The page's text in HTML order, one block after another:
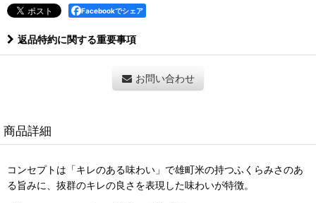
Facebookでシェア
返品特約に関する重要事項
お問い合わせ
商品詳細
コンセプトは「キレのある味わい」で雄町米の持つふくらみさのあ
る旨みに、抜群のキレの良さを表現した味わいが特徴。